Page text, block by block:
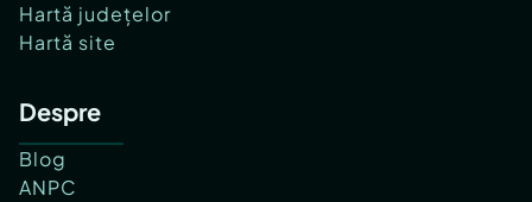
Hartă județelor
Hartă site
Despre
Blog
ANPC